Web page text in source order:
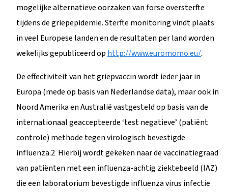
mogelijke alternatieve oorzaken van forse oversterfte
tijdens de griepepidemie. Sterfte monitoring vindt plaats
in veel Europese landen en de resultaten per land worden
wekelijks gepubliceerd op http://www.euromomo.eu/.
De effectiviteit van het griepvaccin wordt ieder jaar in
Europa (mede op basis van Nederlandse data), maar ook in
Noord Amerika en Australië vastgesteld op basis van de
internationaal geaccepteerde ‘test negatieve’ (patiënt
controle) methode tegen virologisch bevestigde
influenza.2 Hierbij wordt gekeken naar de vaccinatiegraad
van patiënten met een influenza-achtig ziektebeeld (IAZ)
die een laboratorium bevestigde influenza virus infectie